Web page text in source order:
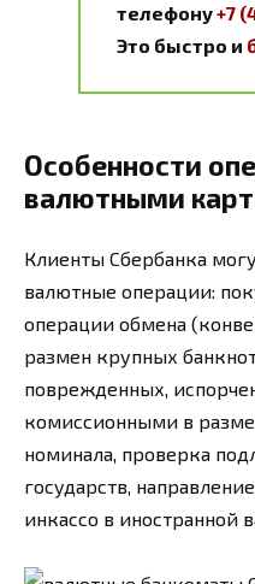
телефону+7
Это быстро и
Особенности
валютными
Клиенты Сбербанка
валютные операции:
операции обмена
размен крупных
поврежденных,
комиссионными в
номинала, проверка
государств,
инкассо в иностранной